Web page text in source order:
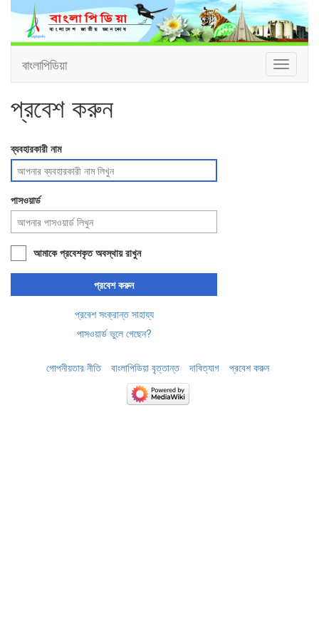
Toggle
বাংলাপিডিয়া
প্রবেশ করুন
ব্যবহারকারী নাম
পাসওয়ার্ড
আমাকে প্রবেশকৃত অবস্থায় রাখুন
প্রবেশ করুন
প্রবেশ সংক্রান্ত সাহায্য
পাসওয়ার্ড ভুলে গেছেন?
গোপনীয়তার নীতি বাংলাপিডিয়া বৃত্তান্ত দাবিত্যাগ প্রবেশ করুন